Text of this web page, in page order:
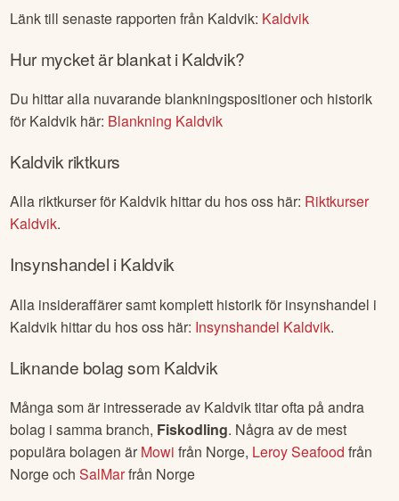
Länk till senaste rapporten från Kaldvik: Kaldvik
Hur mycket är blankat iKaldvik?
Du hittar alla nuvarande blankningspositioner och historik
för Kaldvik här: Blankning Kaldvik
Kaldvik riktkurs
Alla riktkurser för Kaldvik hittar du hos oss här: Riktkurser
Kaldvik.
Insynshandel iKaldvik
Alla insideraffärer samt komplett historik för insynshandel i
Kaldvik hittar du hos oss här: Insynshandel Kaldvik.
Liknande bolag som Kaldvik
Många som är intresserade av Kaldviktitar ofta på andra
bolag i samma branch, Fiskodling. Några av de mest
populära bolagen är Mowi från Norge, Leroy Seafood från
NorgeochSalMarfrån Norge